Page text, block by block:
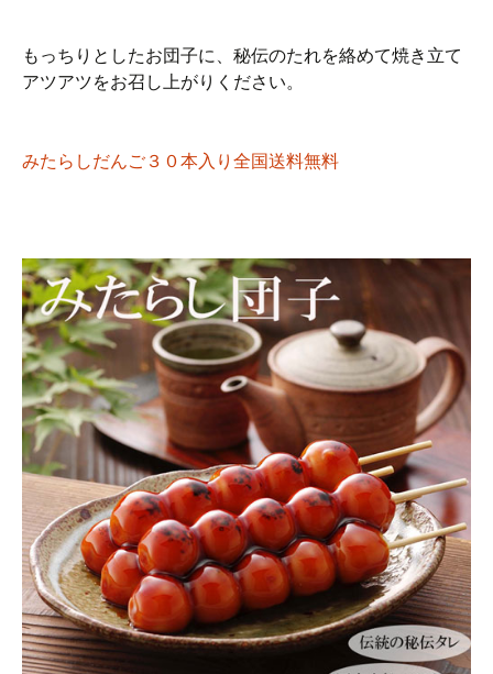
もっちりとしたお団子に、秘伝のたれを絡めて焼き立て
アツアツをお召し上がりください。
みたらしだんご３０本入り全国送料無料